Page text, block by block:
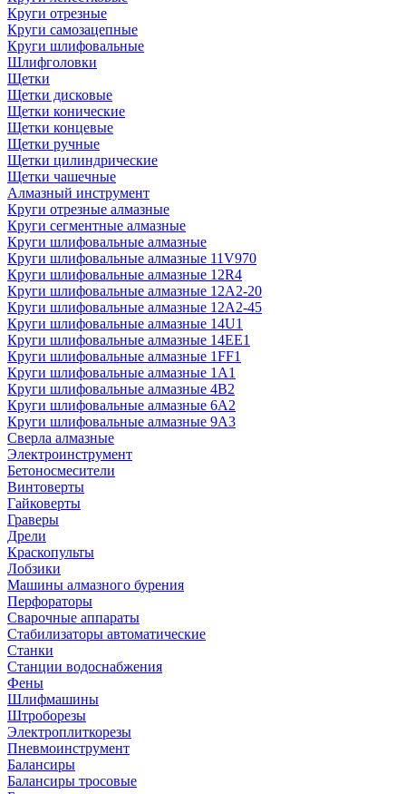
Круги отрезные
Круги самозацепные
Круги шлифовальные
Шлифголовки
Щетки
Щетки дисковые
Щетки конические
Щетки концевые
Щетки ручные
Щетки цилиндрические
Щетки чашечные
Алмазный инструмент
Круги отрезные алмазные
Круги сегментные алмазные
Круги шлифовальные алмазные
Круги шлифовальные алмазные 11V970
Круги шлифовальные алмазные 12R4
Круги шлифовальные алмазные 12А2-20
Круги шлифовальные алмазные 12А2-45
Круги шлифовальные алмазные 14U1
Круги шлифовальные алмазные 14ЕЕ1
Круги шлифовальные алмазные 1FF1
Круги шлифовальные алмазные 1А1
Круги шлифовальные алмазные 4В2
Круги шлифовальные алмазные 6A2
Круги шлифовальные алмазные 9А3
Сверла алмазные
Электроинструмент
Бетоносмесители
Винтоверты
Гайковерты
Граверы
Дрели
Краскопульты
Лобзики
Машины алмазного бурения
Перфораторы
Сварочные аппараты
Стабилизаторы автоматические
Станки
Станции водоснабжения
Фены
Шлифмашины
Штроборезы
Электроплиткорезы
Пневмоинструмент
Балансиры
Балансиры тросовые